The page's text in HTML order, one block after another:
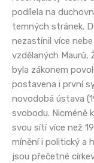
podílela na
temných stránek.
nezastínil více
vzdělaných Maurů,
byla zákonem
postavena i první
novodobá ústava
svobodu. Nicméně
svou sítí více než
mínění i politický a
jsou přečetné